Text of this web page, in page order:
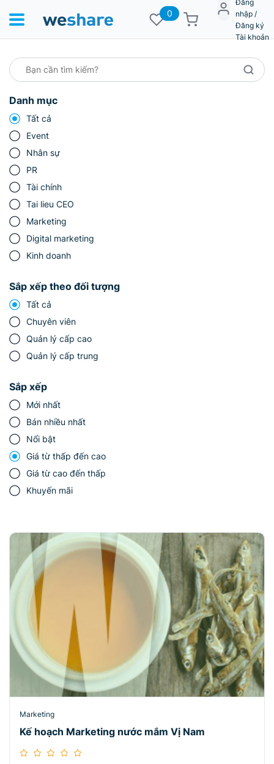
0
Đăng
nhập /
Đăng ký
Tài khoản
Danh mục
Tất cả
Event
Nhân sự
PR
Tài chính
Tai lieu CEO
Marketing
Digital marketing
Kinh doanh
Sắp xếp theo đối tượng
Tất cả
Chuyên viên
Quản lý cấp cao
Quản lý cấp trung
Sắp xếp
Mới nhất
Bán nhiều nhất
Nổi bật
Giá từ thấp đến cao
Giá từ cao đến thấp
Khuyến mãi
Marketing
Kế hoạch Marketing nước mắm Vị Nam